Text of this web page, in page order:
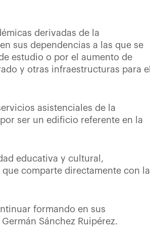
derivadas de la
sus dependencias a las que se
estudio o por el aumento de
y otras infraestructuras para el
asistenciales de la
ser un edificio referente en la
educativa y cultural,
comparte directamente con la
formando en sus
Sánchez Ruipérez.